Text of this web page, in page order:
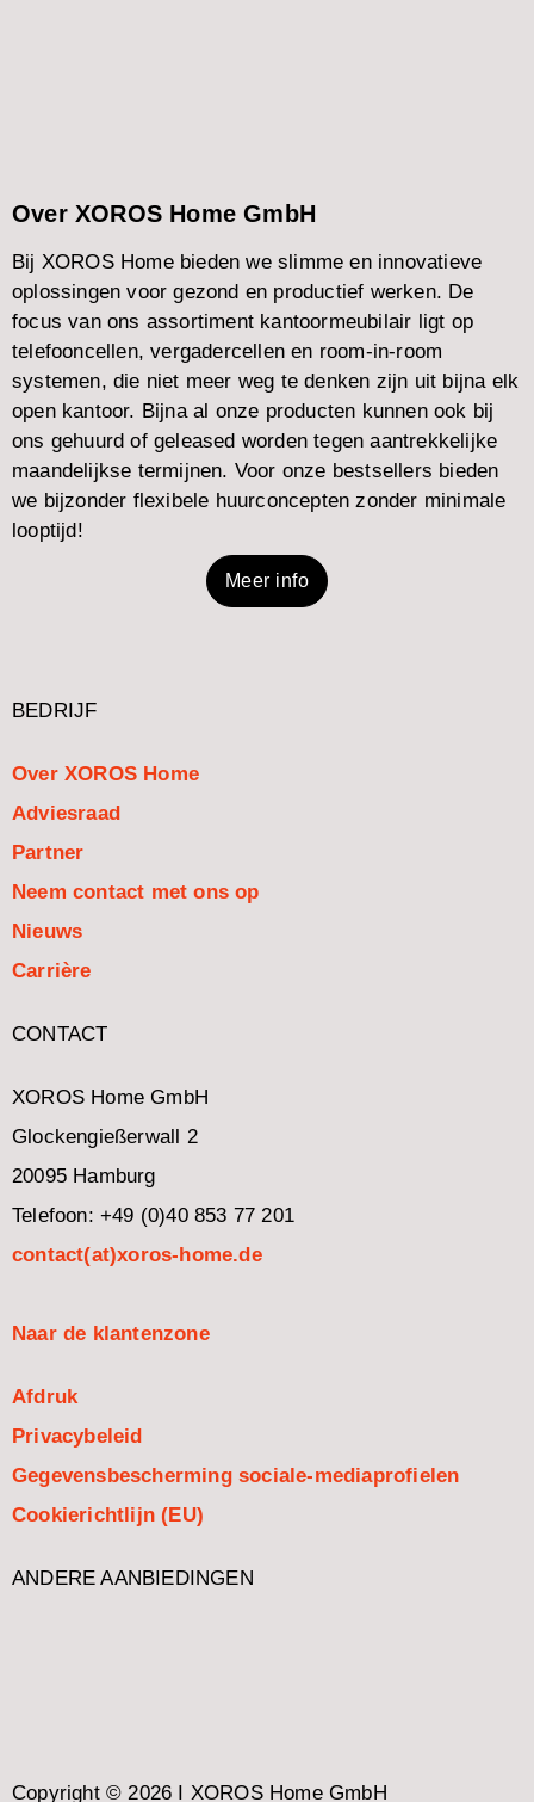
Over XOROS Home GmbH
Bij XOROS Home bieden we slimme en innovatieve
oplossingen voor gezond en productief werken. De
focus van ons assortiment kantoormeubilair ligt op
telefooncellen, vergadercellen en room-in-room
systemen, die niet meer weg te denken zijn uit bijna elk
open kantoor. Bijna al onze producten kunnen ook bij
ons gehuurd of geleased worden tegen aantrekkelijke
maandelijkse termijnen. Voor onze bestsellers bieden
we bijzonder flexibele huurconcepten zonder minimale
looptijd!
Meer info
BEDRIJF
Over XOROS Home
Adviesraad
Partner
Neem contact met ons op
Nieuws
Carrière
CONTACT
XOROS Home GmbH
Glockengießerwall 2
20095 Hamburg
Telefoon: +49 (0)40 853 77 201
contact(at)xoros-home.de
Naar de klantenzone
Afdruk
Privacybeleid
Gegevensbescherming sociale-mediaprofielen
Cookierichtlijn (EU)
ANDERE AANBIEDINGEN
Copyright © 2026 I XOROS Home GmbH